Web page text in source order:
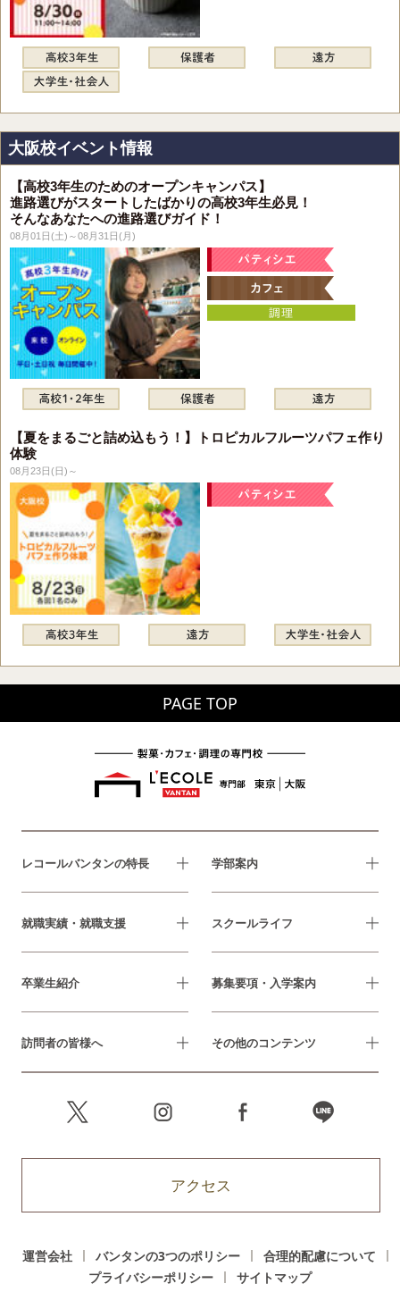
大阪校イベント情報
【高校3年生のためのオープンキャンパス】
進路選びがスタートしたばかりの高校3年生必見！
そんなあなたへの進路選びガイド！
08月01日(土)～08月31日(月)
【夏をまるごと詰め込もう！】トロピカルフルーツパフェ作り
体験
08月23日(日)～
PAGE TOP
レコールバンタンの特長 学部案内
就職実績・就職支援 スクールライフ
卒業生紹介 募集要項・入学案内
訪問者の皆様へ その他のコンテンツ
アクセス
運営会社 バンタンの3つのポリシー
合理的配慮について
プライバシーポリシー
サイトマップ